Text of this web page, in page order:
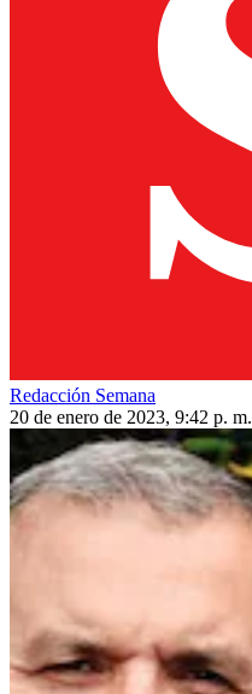
Redacción Semana
20 de enero de 2023, 9:42 p. m.